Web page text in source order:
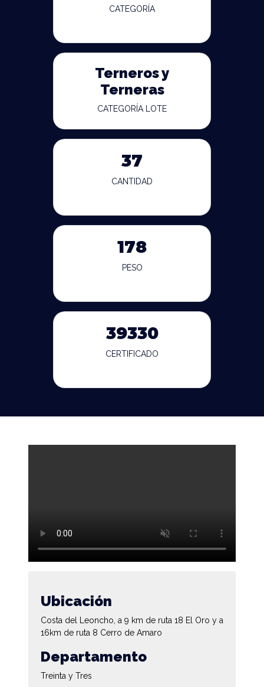
CATEGORÍA
Terneros y
Terneras
CATEGORÍA LOTE
37
CANTIDAD
178
PESO
39330
CERTIFICADO
Ubicación
Costa del Leoncho, a 9 km de ruta 18 El Oro y a
16km de ruta 8 Cerro de Amaro
Departamento
Treinta y Tres